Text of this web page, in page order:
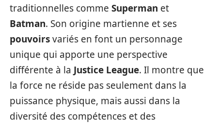
traditionnelles comme Superman et
Batman. Son origine martienne et ses
pouvoirsvariés en font un personnage
unique qui apporte une perspective
différente à la Justice League. Il montre que
la force ne réside pas seulement dans la
puissance physique, mais aussi dans la
diversité des compétences et des